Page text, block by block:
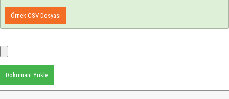
Örnek CSV Dosyası
Dökümanı Yükle